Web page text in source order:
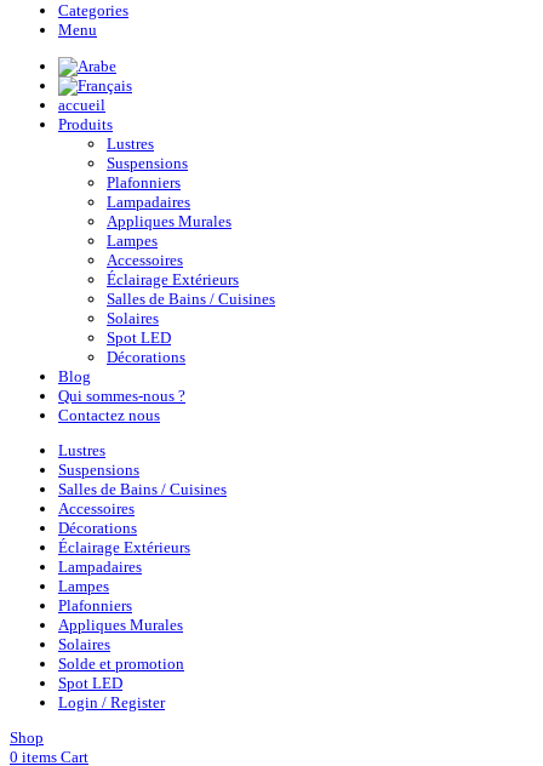
Categories
Menu
accueil
Produits
Lustres
Suspensions
Plafonniers
Lampadaires
Appliques Murales
Lampes
Accessoires
Éclairage Extérieurs
Salles de Bains / Cuisines
Solaires
Spot LED
Décorations
Blog
Qui sommes-nous ?
Contactez nous
Lustres
Suspensions
Salles de Bains / Cuisines
Accessoires
Décorations
Éclairage Extérieurs
Lampadaires
Lampes
Plafonniers
Appliques Murales
Solaires
Solde et promotion
Spot LED
Login / Register
Shop
0 items Cart